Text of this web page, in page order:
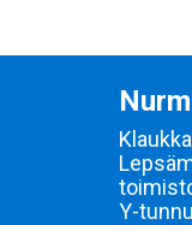
Y-